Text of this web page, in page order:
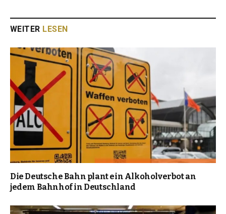
WEITER LESEN
Die Deutsche Bahn plant ein Alkoholverbot an
jedem Bahnhof in Deutschland